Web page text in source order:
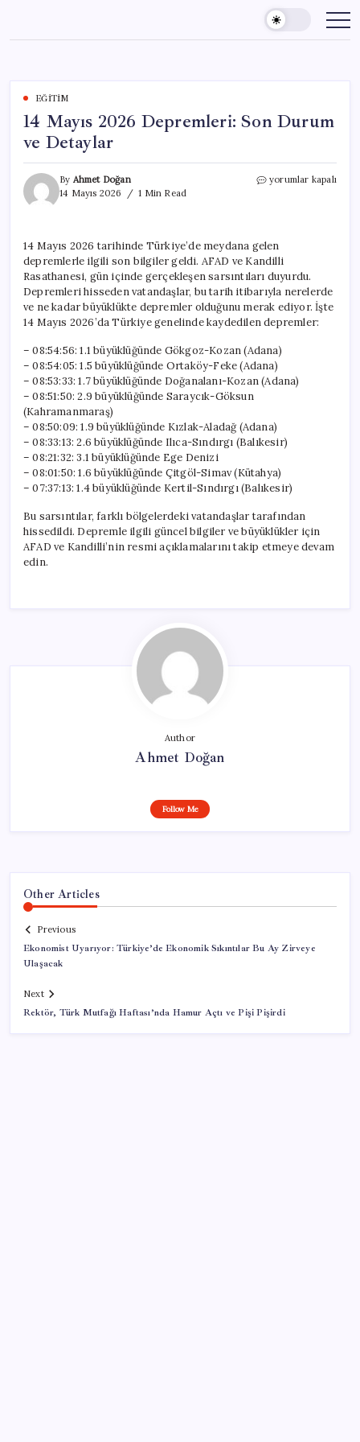
content
EĞITIM
14 Mayıs 2026 Depremleri: Son Durum
ve Detaylar
By Ahmet Doğan
14 Mayıs 2026
1 Min Read
14
Durum
ve
Detaylar
için
yorumlar kapalı
14 Mayıs 2026 tarihinde Türkiye’de meydana gelen
depremlerle ilgili son bilgiler geldi. AFAD ve Kandilli
Rasathanesi, gün içinde gerçekleşen sarsıntıları duyurdu.
Depremleri hisseden vatandaşlar, bu tarih itibarıyla nerelerde
ve ne kadar büyüklükte depremler olduğunu merak ediyor. İşte
14 Mayıs 2026’da Türkiye genelinde kaydedilen depremler:
– 08:54:56: 1.1 büyüklüğünde Gökgoz-Kozan (Adana)
– 08:54:05: 1.5 büyüklüğünde Ortaköy-Feke (Adana)
– 08:53:33: 1.7 büyüklüğünde Doğanalanı-Kozan (Adana)
– 08:51:50: 2.9 büyüklüğünde Saraycık-Göksun
(Kahramanmaraş)
– 08:50:09: 1.9 büyüklüğünde Kızlak-Aladağ (Adana)
– 08:33:13: 2.6 büyüklüğünde Ilıca-Sındırgı (Balıkesir)
– 08:21:32: 3.1 büyüklüğünde Ege Denizi
– 08:01:50: 1.6 büyüklüğünde Çitgöl-Simav (Kütahya)
– 07:37:13: 1.4 büyüklüğünde Kertil-Sındırgı (Balıkesir)
Bu sarsıntılar, farklı bölgelerdeki vatandaşlar tarafından
hissedildi. Depremle ilgili güncel bilgiler ve büyüklükler için
AFAD ve Kandilli’nin resmi açıklamalarını takip etmeye devam
edin.
Author
Ahmet Doğan
Follow Me
Other Articles
Previous
Ekonomist Uyarıyor: Türkiye’de Ekonomik Sıkıntılar Bu Ay Zirveye
Ulaşacak
Next
Rektör, Türk Mutfağı Haftası’nda Hamur Açtı ve Pişi Pişirdi